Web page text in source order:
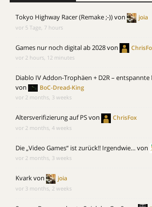
Tokyo Highway Racer (Remake ;-))von joia
vor 5 Tage, 7 hours
Games nur noch digital ab 2028von
vor 2 hours, 12 minutes
Diablo IV Addon-Trophäen + D2R –
von
BoC-Dread-King
vor 2 months, 3 weeks
Altersverifizierung auf PSvon ChrisFox
vor 2 months, 4 weeks
Die „Video Games“ ist zurück!! Irgendwie…von
vor 2 months, 3 weeks
Kvarkvon joia
vor 3 months, 2 weeks